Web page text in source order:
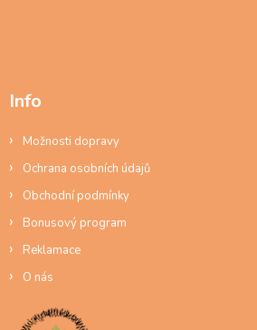
Info
Možnosti dopravy
Ochrana osobních údajů
Obchodní podmínky
Bonusový program
Reklamace
O nás